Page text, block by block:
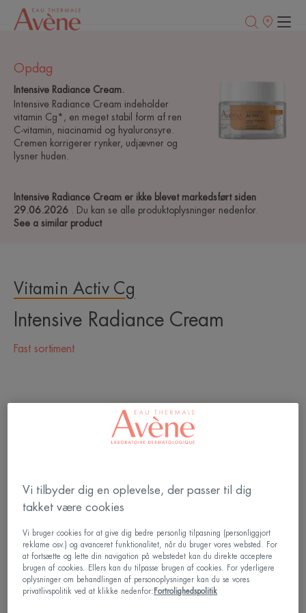
Salgssteder
Intensive Radiance Cream er ikke blevet markedsført siden
29.06.2026
. Du kan se alle produktoplysninger nedenfor.
See a similar product
Opdag
Intensive Radiance Cream.
Intensive Radiance Cream indeholder
vitamin Cg*, en meget stabil form af ren
C-vitamin, niacinamid og hyaluronsyre.
Cremen korrigerer rynker, udjævner og
lysner huden.
Vitamin Activ Cg
Intensive Radiance Cream
Fast sortiment
Vi tilbyder dig en oplevelse, der passer til dig
takket være cookies
Vi bruger cookies for at give dig bedre personlig tilpasning (personliggjort
reklame osv.) og avanceret funktionalitet, når du bruger vores websted. For
at fortsætte og lette din navigation på webstedet kan du direkte acceptere
brugen af cookies. Ellers kan du tilpasse brugen af cookies. For yderligere
oplysninger om behandlingen af personoplysninger kan du se vores
privatlivspolitik ved at klikke nedenfor: Fortrolighedspolitik